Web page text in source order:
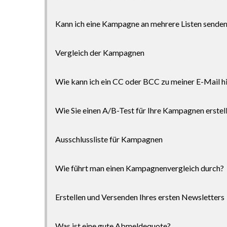
Kann ich eine Kampagne an mehrere Listen
Vergleich der Kampagnen
Wie kann ich ein CC oder BCC zu meiner E-Mail
Wie Sie einen A/B-Test für Ihre Kampagnen
Ausschlussliste für Kampagnen
Wie führt man einen Kampagnenvergleich durch?
Erstellen und Versenden Ihres ersten Newsletters